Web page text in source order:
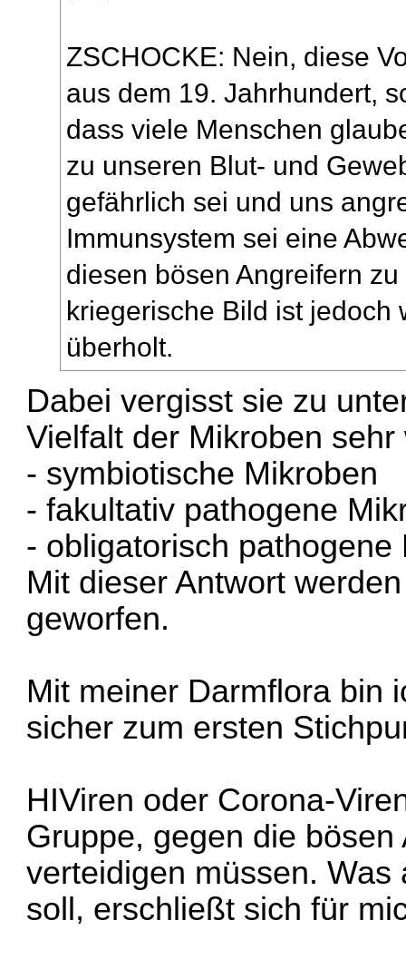
ZSCHOCKE: Nein, diese
aus dem 19. Jahrhundert,
dass viele Menschen
zu unseren Blut- und
gefährlich sei und uns
Immunsystem sei eine
diesen bösen Angreifern
kriegerische Bild ist jedoch
überholt.
Dabei vergisst sie zu
Vielfalt der Mikroben
- symbiotische Mikroben
- fakultativ pathogene
- obligatorisch pathogene
Mit dieser Antwort
geworfen.
Mit meiner Darmflora bin
sicher zum ersten
HIViren oder Corona-
Gruppe, gegen die
verteidigen müssen.
soll, erschließt sich für